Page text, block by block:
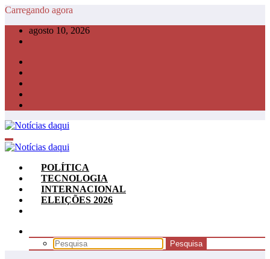
Pular
conteúdo
Carregando agora
agosto 10, 2026
POLÍTICA
TECNOLOGIA
INTERNACIONAL
ELEIÇÕES 2026